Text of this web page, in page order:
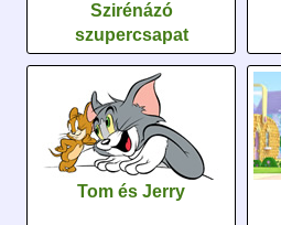
Szirénázó
szupercsapat
Tom és Jerry